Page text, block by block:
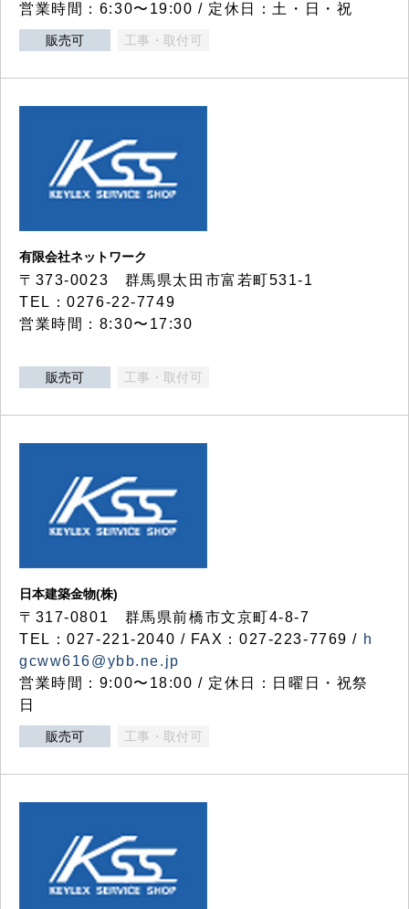
営業時間：6:30〜19:00 / 定休日：土・日・祝
販売可 工事・取付可
有限会社ネットワーク
〒373-0023 群馬県太田市富若町531-1
TEL：0276-22-7749
営業時間：8:30〜17:30
販売可 工事・取付可
日本建築金物(株)
〒317‐0801 群馬県前橋市文京町4-8-7
TEL：027-221-2040 / FAX：027-223-7769 / h
gcww616@ybb.ne.jp
営業時間：9:00〜18:00 / 定休日：日曜日・祝祭
日
販売可 工事・取付可